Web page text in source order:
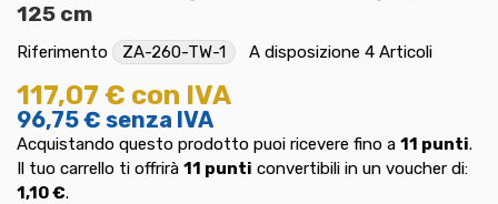
125 cm
Riferimento ZA-260-TW-1 A disposizione 4 Articoli
117,07 € con IVA
96,75 € senza IVA
Acquistando questo prodotto puoi ricevere fino a 11 punti.
Il tuo carrello ti offrirà 11 punti convertibili in un voucher di:
1,10 €.